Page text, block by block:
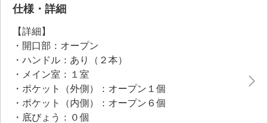
ハンドル付きなので部屋間の移動にも便利で、散らか
使わない時は底板を外してコンパクトに収納可能。
長年愛され続けてきたペコちゃんのかわいらしさを感
じながら、さまざまなシーンで大活躍する実用的に使
えるアイテムです。
仕様・詳細
【詳細】
・開口部：オープン
・ハンドル：あり（２本）
・メイン室：１室
・ポケット（外側）：オープン１個
・ポケット（内側）：オープン６個
・底びょう：０個